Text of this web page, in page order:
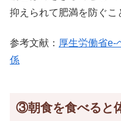
抑えられて肥満を防ぐこ
参考文献： 厚生労働省e-
係
③朝食を食べると